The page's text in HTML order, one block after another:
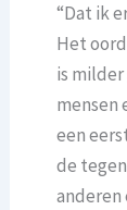
“Dat ik
Het
is
mensen
een
de
anderen